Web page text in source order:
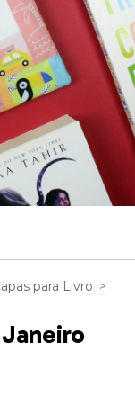
para Livro >